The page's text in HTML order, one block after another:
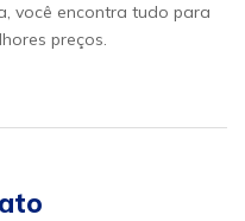
você encontra tudo para
preços.